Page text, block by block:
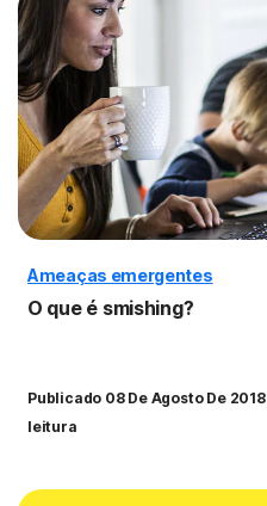
Ameaças emergentes
O que é smishing?
Publicado 08 De Agosto De 2018
leitura